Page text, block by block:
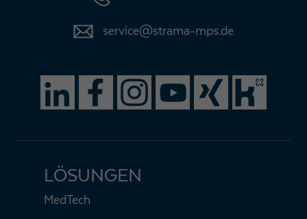
service@strama-mps.de
LÖSUNGEN
MedTech